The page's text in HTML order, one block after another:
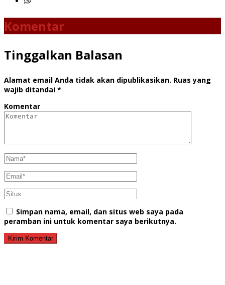
Komentar
Tinggalkan Balasan
Alamat email Anda tidak akan dipublikasikan. Ruas yang
wajib ditandai *
Komentar
Simpan nama, email, dan situs web saya pada
peramban ini untuk komentar saya berikutnya.